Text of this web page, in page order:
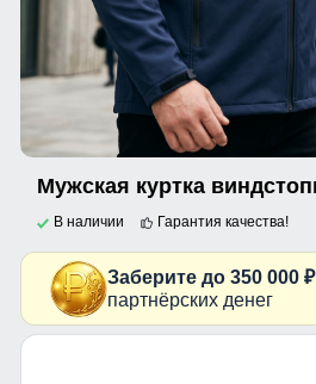
В наличии Гарантия качества!
Заберите до 350 000 ₽
партнёрских денег